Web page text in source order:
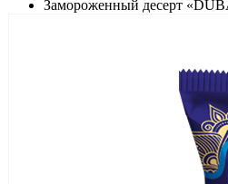
Замороженный десерт